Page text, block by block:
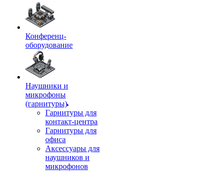
Конференц-
оборудование
Наушники и
микрофоны
(гарнитуры)
Гарнитуры для
контакт-центра
Гарнитуры для
офиса
Аксессуары для
наушников и
микрофонов